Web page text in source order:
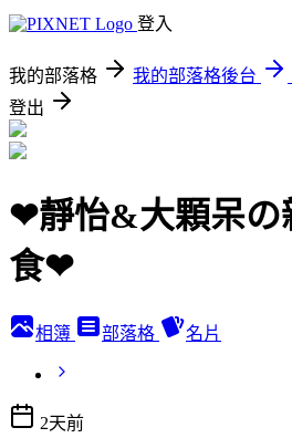
登入
我的部落格 我的部落格後台
登出
❤靜怡&大顆呆の
食❤
相簿 部落格 名片
2天前